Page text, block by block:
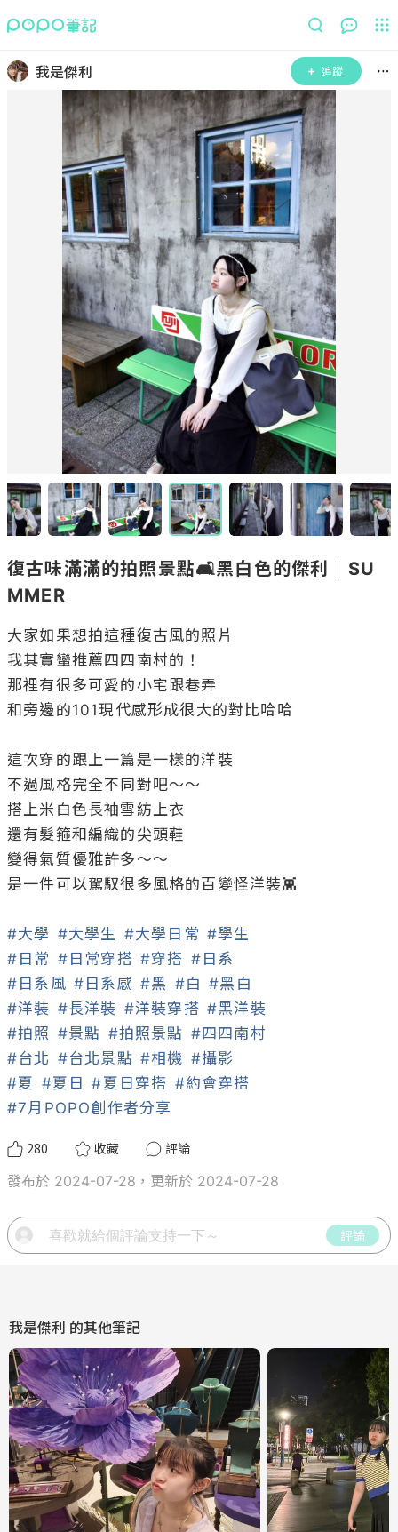
我是傑利 追蹤
復古味滿滿的拍照景點🛋黑白色的傑利｜SU
MMER
大家如果想拍這種復古風的照片
我其實蠻推薦四四南村的！
那裡有很多可愛的小宅跟巷弄
和旁邊的101現代感形成很大的對比哈哈
這次穿的跟上一篇是一樣的洋裝
不過風格完全不同對吧～～
搭上米白色長袖雪紡上衣
還有髮箍和編織的尖頭鞋
變得氣質優雅許多～～
是一件可以駕馭很多風格的百變怪洋裝👾
#大學 #大學生 #大學日常 #學生
#日常 #日常穿搭 #穿搭 #日系
#日系風 #日系感 #黑 #白 #黑白
#洋裝 #長洋裝 #洋裝穿搭 #黑洋裝
#拍照 #景點 #拍照景點 #四四南村
#台北 #台北景點 #相機 #攝影
#夏 #夏日 #夏日穿搭 #約會穿搭
#7月POPO創作者分享
280 收藏
評論
發布於 2024-07-28，更新於 2024-07-28
評論
我是傑利 的其他筆記